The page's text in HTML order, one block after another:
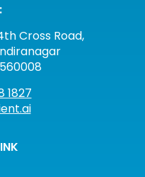
Cross Road,
1827